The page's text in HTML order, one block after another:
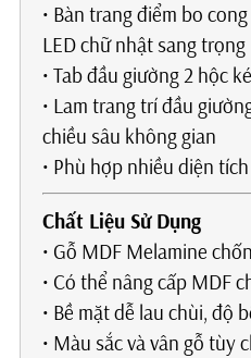
• Bàn trang điểm bo
LED chữ nhật sang trọng
• Tab đầu giường 2 hộc
• Lam trang trí đầu
chiều sâu không gian
• Phù hợp nhiều diện
Chất Liệu Sử Dụng
• Gỗ MDF Melamine
• Có thể nâng cấp MDF
• Bề mặt dễ lau chùi, độ
• Màu sắc và vân gỗ tùy